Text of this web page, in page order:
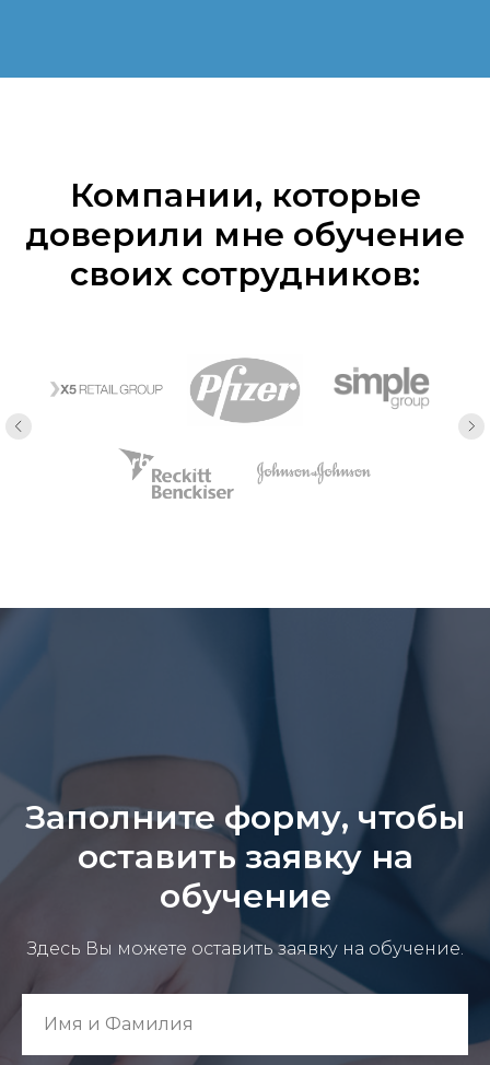
Компании, которые
доверили мне обучение
своих сотрудников:
Заполните форму, чтобы
оставить заявку на
обучение
Здесь Вы можете оставить заявку на обучение.